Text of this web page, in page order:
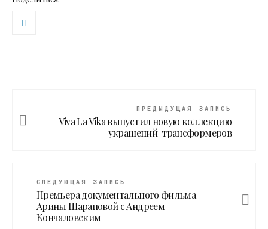
ПРЕДЫДУЩАЯ ЗАПИСЬ
Viva La Vika выпустил новую коллекцию
украшений-трансформеров
СЛЕДУЮЩАЯ ЗАПИСЬ
Премьера документального фильма
Арины Шараповой с Андреем
Кончаловским